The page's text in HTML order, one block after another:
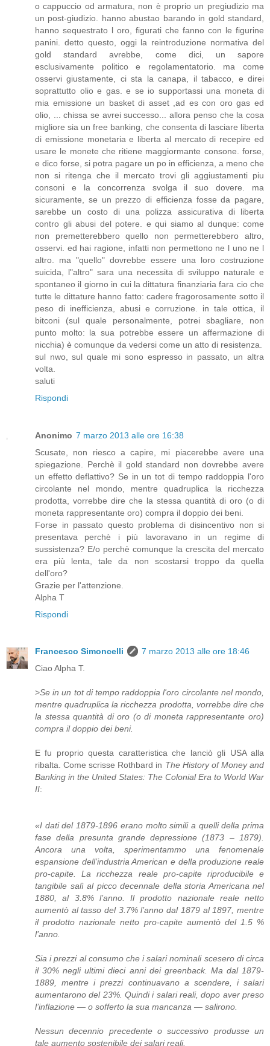
o cappuccio od armatura, non è proprio un pregiudizio ma
un post-giudizio. hanno abustao barando in gold standard,
hanno sequestrato l oro, figurati che fanno con le figurine
panini. detto questo, oggi la reintroduzione normativa del
gold standard avrebbe, come dici, un sapore
esclusivamente politico e regolamentatorio. ma come
osservi giustamente, ci sta la canapa, il tabacco, e direi
soprattutto olio e gas. e se io supportassi una moneta di
mia emissione un basket di asset ,ad es con oro gas ed
olio, ... chissa se avrei successo... allora penso che la cosa
migliore sia un free banking, che consenta di lasciare liberta
di emissione monetaria e liberta al mercato di recepire ed
usare le monete che ritiene maggiormante consone. forse,
e dico forse, si potra pagare un po in efficienza, a meno che
non si ritenga che il mercato trovi gli aggiustamenti piu
consoni e la concorrenza svolga il suo dovere. ma
sicuramente, se un prezzo di efficienza fosse da pagare,
sarebbe un costo di una polizza assicurativa di liberta
contro gli abusi del potere. e qui siamo al dunque: come
non premetterebbero quello non permetterebbero altro,
osservi. ed hai ragione, infatti non permettono ne l uno ne l
altro. ma "quello" dovrebbe essere una loro costruzione
suicida, l"altro" sara una necessita di sviluppo naturale e
spontaneo il giorno in cui la dittatura finanziaria fara cio che
tutte le dittature hanno fatto: cadere fragorosamente sotto il
peso di inefficienza, abusi e corruzione. in tale ottica, il
bitconi (sul quale personalmente, potrei sbagliare, non
punto molto: la sua potrebbe essere un affermazione di
nicchia) è comunque da vedersi come un atto di resistenza.
sul nwo, sul quale mi sono espresso in passato, un altra
volta.
saluti
Rispondi
Anonimo 7 marzo 2013 alle ore 16:38
Scusate, non riesco a capire, mi piacerebbe avere una
spiegazione. Perchè il gold standard non dovrebbe avere
un effetto deflattivo? Se in un tot di tempo raddoppia l'oro
circolante nel mondo, mentre quadruplica la ricchezza
prodotta, vorrebbe dire che la stessa quantità di oro (o di
moneta rappresentante oro) compra il doppio dei beni.
Forse in passato questo problema di disincentivo non si
presentava perchè i più lavoravano in un regime di
sussistenza? E/o perchè comunque la crescita del mercato
era più lenta, tale da non scostarsi troppo da quella
dell'oro?
Grazie per l'attenzione.
Alpha T
Rispondi
Francesco Simoncelli
7 marzo 2013 alle ore 18:46
Ciao Alpha T.
>Se in un tot di tempo raddoppia l'oro circolante nel mondo,
mentre quadruplica la ricchezza prodotta, vorrebbe dire che
la stessa quantità di oro (o di moneta rappresentante oro)
compra il doppio dei beni.
E fu proprio questa caratteristica che lanciò gli USA alla
ribalta. Come scrisse Rothbard in The History of Money and
Banking in the United States: The Colonial Era to World War
II:
«I dati del 1879-1896 erano molto simili a quelli della prima
fase della presunta grande depressione (1873 – 1879).
Ancora una volta, sperimentammo una fenomenale
espansione dell’industria American e della produzione reale
pro-capite. La ricchezza reale pro-capite riproducibile e
tangibile salì al picco decennale della storia Americana nel
1880, al 3.8% l’anno. Il prodotto nazionale reale netto
aumentò al tasso del 3.7% l’anno dal 1879 al 1897, mentre
il prodotto nazionale netto pro-capite aumentò del 1.5 %
l’anno.
Sia i prezzi al consumo che i salari nominali scesero di circa
il 30% negli ultimi dieci anni dei greenback. Ma dal 1879-
1889, mentre i prezzi continuavano a scendere, i salari
aumentarono del 23%. Quindi i salari reali, dopo aver preso
l’inflazione — o sofferto la sua mancanza — salirono.
Nessun decennio precedente o successivo produsse un
tale aumento sostenibile dei salari reali.